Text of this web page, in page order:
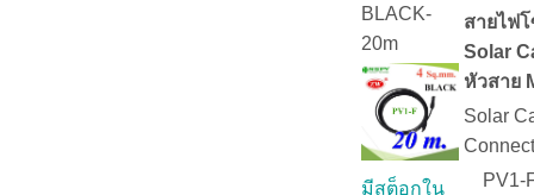
BLACK-
20m
มีสต็อกใน
สายไฟ
Solar
หัวสาย
Solar
PV1-